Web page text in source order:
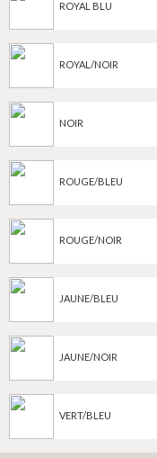
ROYAL BLU
ROYAL/NOIR
NOIR
ROUGE/BLEU
ROUGE/NOIR
JAUNE/BLEU
JAUNE/NOIR
VERT/BLEU